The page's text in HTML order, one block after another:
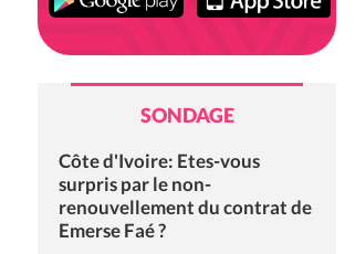
WhatsApp
SONDAGE
Côte d'Ivoire: Etes-vous
surpris par le non-
renouvellement du contrat de
Emerse Faé ?